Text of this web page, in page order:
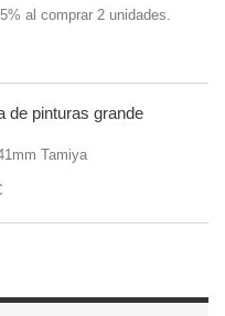
al comprar 2 unidades.
de pinturas grande
Tamiya